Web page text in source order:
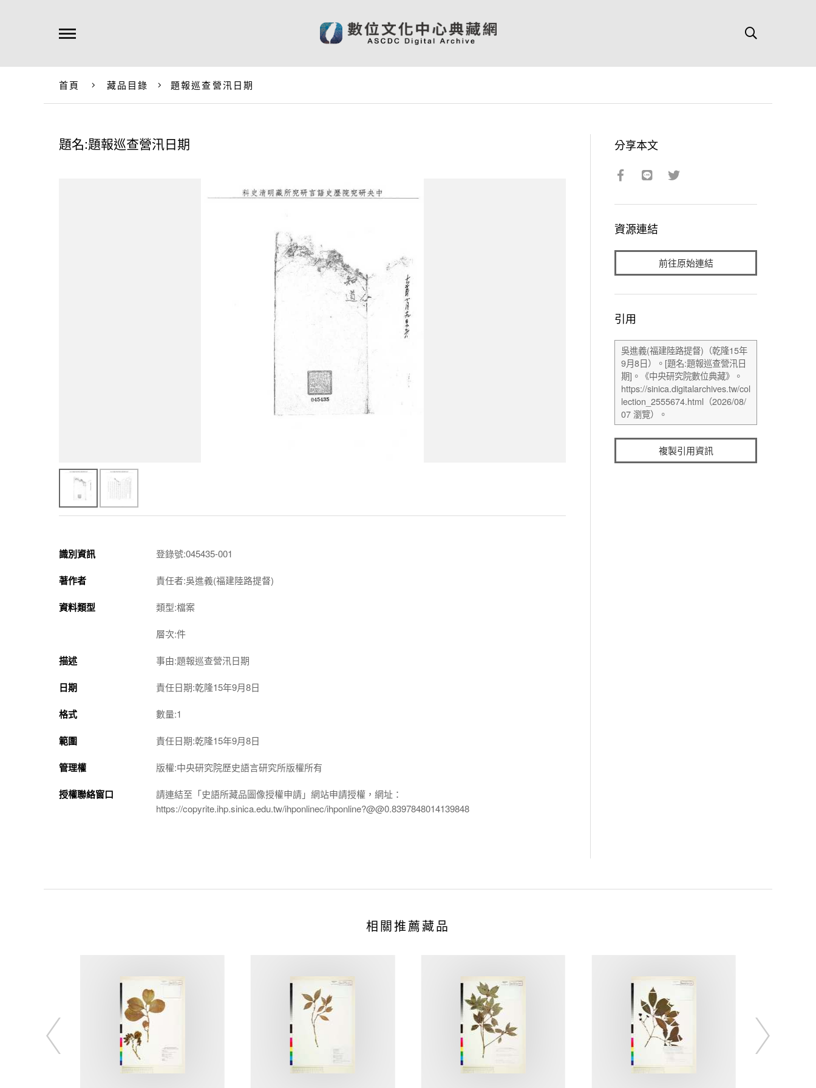
首頁 藏品目錄 題報巡查營汛日期
題名:題報巡查營汛日期
識別資訊 登錄號:045435-001
著作者 責任者:吳進義(福建陸路提督)
資料類型 類型:檔案
層次:件
描述 事由:題報巡查營汛日期
日期 責任日期:乾隆15年9月8日
格式 數量:1
範圍 責任日期:乾隆15年9月8日
管理權 版權:中央研究院歷史語言研究所版權所有
授權聯絡窗口
請連結至「史語所藏品圖像授權申請」網站申請授權，網址：
https://copyrite.ihp.sinica.edu.tw/ihponlinec/ihponline?@@0.8397848014139848
分享本文
資源連結
前往原始連結
引用
複製引用資訊
相關推薦藏品